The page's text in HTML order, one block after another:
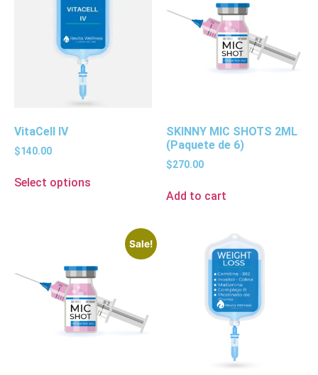
VitaCell IV
$140.00
Select options
SKINNY MIC SHOTS 2ML
(Paquete de 6)
$270.00
Add to cart
Sale!